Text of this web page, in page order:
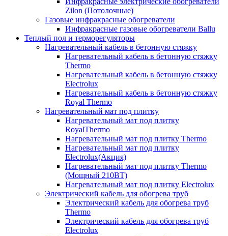
Zilon (Потолочные)
Газовые инфракрасные обогреватели
Инфракрасные газовые обогреватели Ballu
Теплый пол и терморегуляторы
Нагревательный кабель в бетонную стяжку
Нагревательный кабель в бетонную стяжку
Thermo
Нагревательный кабель в бетонную стяжку
Electrolux
Нагревательный кабель в бетонную стяжку
Royal Thermo
Нагревательный мат под плитку
Нагревательный мат под плитку
RoyalThermo
Нагревательный мат под плитку Thermo
Нагревательный мат под плитку
Electrolux(Акция)
Нагревательный мат под плитку Thermo
(Мощный 210ВТ)
Нагревательный мат под плитку Electrolux
Электрический кабель для обогрева труб
Электрический кабель для обогрева труб
Thermo
Электрический кабель для обогрева труб
Electrolux